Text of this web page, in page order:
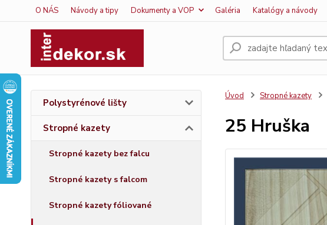
O NÁS Návody a tipy Dokumenty a VOP Galéria Katalógy a návody
Polystyrénové lišty
Stropné kazety
Stropné kazety bez falcu
Stropné kazety s falcom
Stropné kazety fóliované
Úvod Stropné kazety
25 Hruška